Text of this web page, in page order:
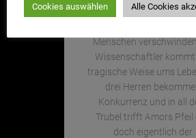
Der 15. Fall aus der
Menschen
Wissenschaftler
tragische Weise ums
drei Herren
Konkurrenz und in all
Trubel trifft Amors Pfeil
doch eigentlich der
Cookies auswählen Alle Cookies